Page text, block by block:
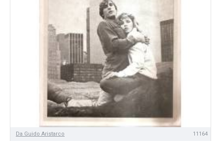
Da Guido Aristarco 11164